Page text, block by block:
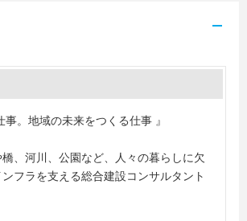
事。地域の未来をつくる仕事 』
、河川、公園など、人々の暮らしに欠
フラを支える総合建設コンサルタント